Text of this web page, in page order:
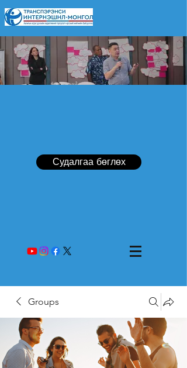
Судалгаа бөглөх
Groups